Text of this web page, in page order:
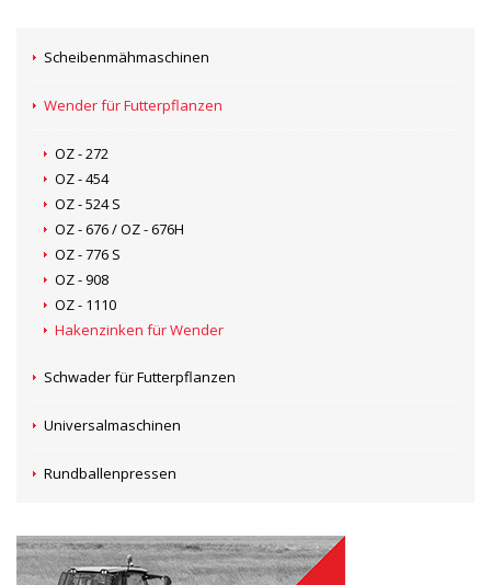
Scheibenmähmaschinen
Wender für Futterpflanzen
OZ - 272
OZ - 454
OZ - 524 S
OZ - 676 / OZ - 676H
OZ - 776 S
OZ - 908
OZ - 1110
Hakenzinken für Wender
Schwader für Futterpflanzen
Universalmaschinen
Rundballenpressen